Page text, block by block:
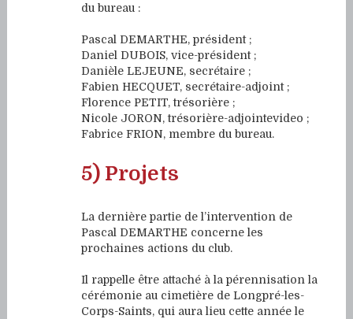
du bureau :
Pascal DEMARTHE, président ;
Daniel DUBOIS, vice-président ;
Danièle LEJEUNE, secrétaire ;
Fabien HECQUET, secrétaire-adjoint ;
Florence PETIT, trésorière ;
Nicole JORON, trésorière-adjointevideo ;
Fabrice FRION, membre du bureau.
5) Projets
La dernière partie de l’intervention de
Pascal DEMARTHE concerne les
prochaines actions du club.
Il rappelle être attaché à la pérennisation la
cérémonie au cimetière de Longpré-les-
Corps-Saints, qui aura lieu cette année le